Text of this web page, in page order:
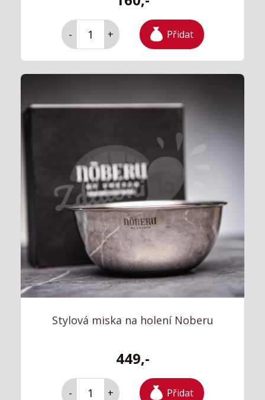
- + Přidat
Stylová miska na holení Noberu
449,-
- + Přidat